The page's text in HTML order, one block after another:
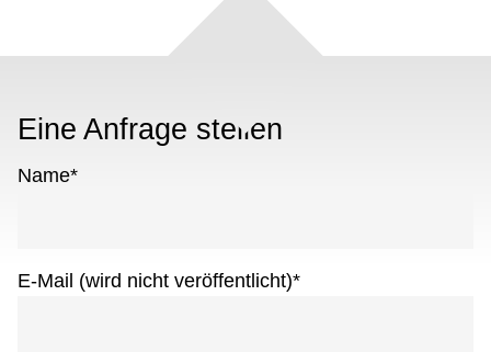
Eine Anfrage stellen
Name*
E-Mail (wird nicht veröffentlicht)*